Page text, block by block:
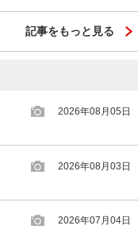
記事をもっと見る
2026年08月05日
2026年08月03日
2026年07月04日